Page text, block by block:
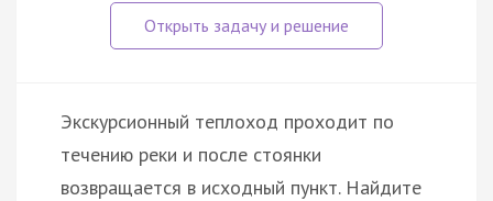
Экскурсионный теплоход проходит по
течению реки и после стоянки
возвращается в исходный пункт. Найдите